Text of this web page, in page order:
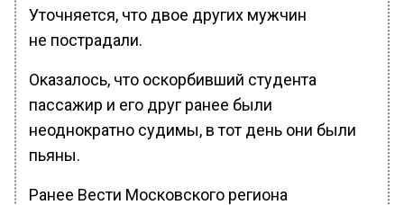
Уточняется, что двое других мужчин
не пострадали.
Оказалось, что оскорбивший студента
пассажир и его друг ранее были
неоднократно судимы, в тот день они были
пьяны.
Ранее Вести Московского региона